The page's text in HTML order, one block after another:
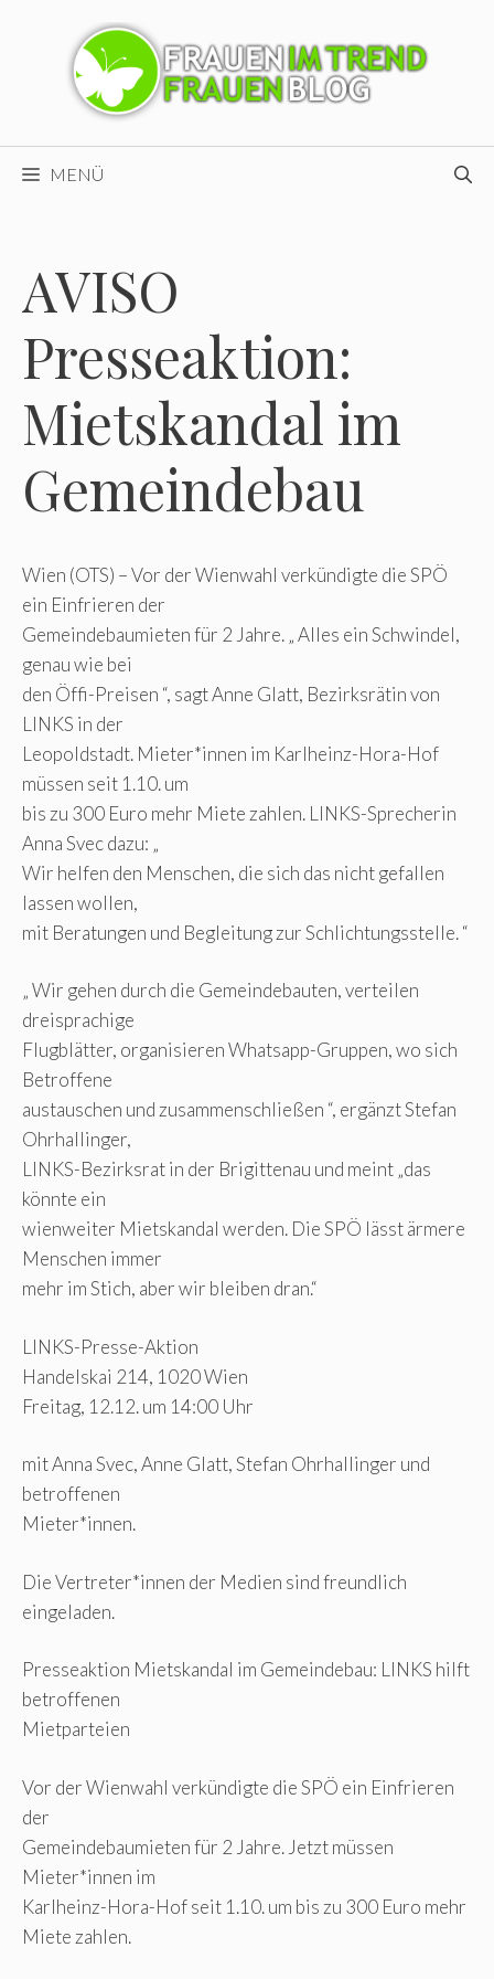
MENÜ
AVISO
Presseaktion:
Mietskandal im
Gemeindebau
Wien (OTS) – Vor der Wienwahl verkündigte die SPÖ
ein Einfrieren der
Gemeindebaumieten für 2 Jahre. „ Alles ein Schwindel,
genau wie bei
den Öffi-Preisen “, sagt Anne Glatt, Bezirksrätin von
LINKS in der
Leopoldstadt. Mieter*innen im Karlheinz-Hora-Hof
müssen seit 1.10. um
bis zu 300 Euro mehr Miete zahlen. LINKS-Sprecherin
Anna Svec dazu: „
Wir helfen den Menschen, die sich das nicht gefallen
lassen wollen,
mit Beratungen und Begleitung zur Schlichtungsstelle. “
„ Wir gehen durch die Gemeindebauten, verteilen
dreisprachige
Flugblätter, organisieren Whatsapp-Gruppen, wo sich
Betroffene
austauschen und zusammenschließen “, ergänzt Stefan
Ohrhallinger,
LINKS-Bezirksrat in der Brigittenau und meint „das
könnte ein
wienweiter Mietskandal werden. Die SPÖ lässt ärmere
Menschen immer
mehr im Stich, aber wir bleiben dran.“
LINKS-Presse-Aktion
Handelskai 214, 1020 Wien
Freitag, 12.12. um 14:00 Uhr
mit Anna Svec, Anne Glatt, Stefan Ohrhallinger und
betroffenen
Mieter*innen.
Die Vertreter*innen der Medien sind freundlich
eingeladen.
Presseaktion Mietskandal im Gemeindebau: LINKS hilft
betroffenen
Mietparteien
Vor der Wienwahl verkündigte die SPÖ ein Einfrieren
der
Gemeindebaumieten für 2 Jahre. Jetzt müssen
Mieter*innen im
Karlheinz-Hora-Hof seit 1.10. um bis zu 300 Euro mehr
Miete zahlen.